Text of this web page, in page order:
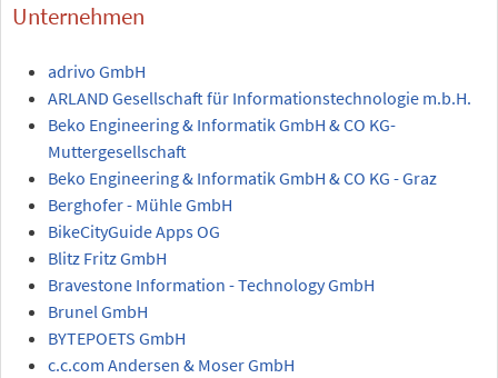
Unternehmen
adrivo GmbH
ARLAND Gesellschaft für Informationstechnologie m.b.H.
Beko Engineering & Informatik GmbH & CO KG-
Muttergesellschaft
Beko Engineering & Informatik GmbH & CO KG - Graz
Berghofer - Mühle GmbH
BikeCityGuide Apps OG
Blitz Fritz GmbH
Bravestone Information - Technology GmbH
Brunel GmbH
BYTEPOETS GmbH
c.c.com Andersen & Moser GmbH